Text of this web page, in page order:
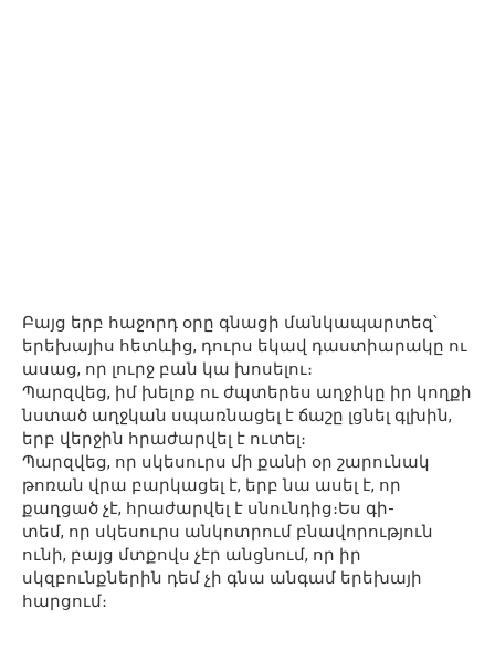
Բայց երբ հաջորդ օրը գնացի մանկապարտեզ՝
երեխայիս հետևից, դուրս եկավ դաստիարակը ու
ասաց, որ լուրջ բան կա խոսելու։
Պարզվեց, իմ խելոք ու ժպտերես աղջիկը իր կողքի
նստած աղջկան սպառնացել է ճաշը լցնել գլխին,
երբ վերջին հրաժարվել է ուտել։
Պարզվեց, որ սկեսուրս մի քանի օր շարունակ
թոռան վրա բարկացել է, երբ նա ասել է, որ
քաղցած չէ, հրաժարվել է սնունդից։Ես գի-
տեմ, որ սկեսուրս անկոտրում բնավորություն
ունի, բայց մտքովս չէր անցնում, որ իր
սկզբունքներին դեմ չի գնա անգամ երեխայի
հարցում։